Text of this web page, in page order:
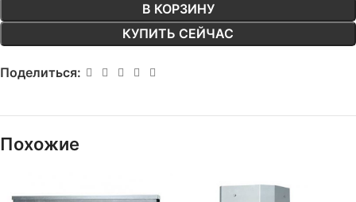
В КОРЗИНУ
КУПИТЬ СЕЙЧАС
Поделиться:
Похожие